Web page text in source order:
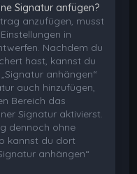
Signatur anfügen?
anzufügen, musst
in
Nachdem du
hast, kannst du
anhängen“
auch hinzufügen,
Bereich das
Signatur aktivierst.
dennoch ohne
kannst du dort
anhängen“